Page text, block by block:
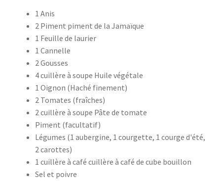
1 Anis
2 Piment piment de la Jamaïque
1 Feuille de laurier
1 Cannelle
2 Gousses
4 cuillère à soupe Huile végétale
1 Oignon (Haché finement)
2 Tomates (fraîches)
2 cuillère à soupe Pâte de tomate
Piment (facultatif)
Légumes (1 aubergine, 1 courgette, 1 courge d'été,
2 carottes)
1 cuillère à café cuillère à café de cube bouillon
Sel et poivre